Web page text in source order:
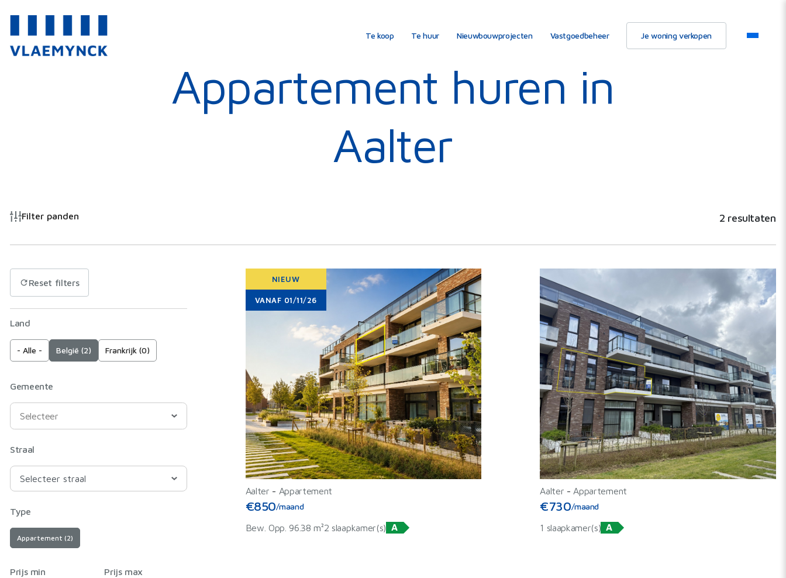
Te koop Te huur Nieuwbouwprojecten Vastgoedbeheer Je woning verkopen
Appartement huren in
Aalter
Filter panden 2 resultaten
Reset filters
Land
- Alle - België (2) Frankrijk (0)
Gemeente
Straal
Type
Appartement (2)
Prijs min Prijs max
NIEUW
VANAF 01/11/26
Aalter - Appartement
€850/maand
Bew. Opp. 96.38 m²2 slaapkamer(s) A
Aalter - Appartement
€730/maand
1 slaapkamer(s) A